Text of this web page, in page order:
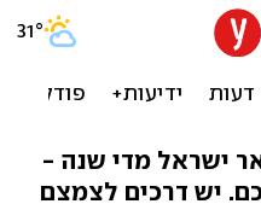
שלכם:
אובדן
ישראל מדי שנה -
יש דרכים לצמצם